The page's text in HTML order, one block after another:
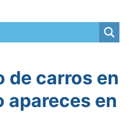
de carros en
apareces en